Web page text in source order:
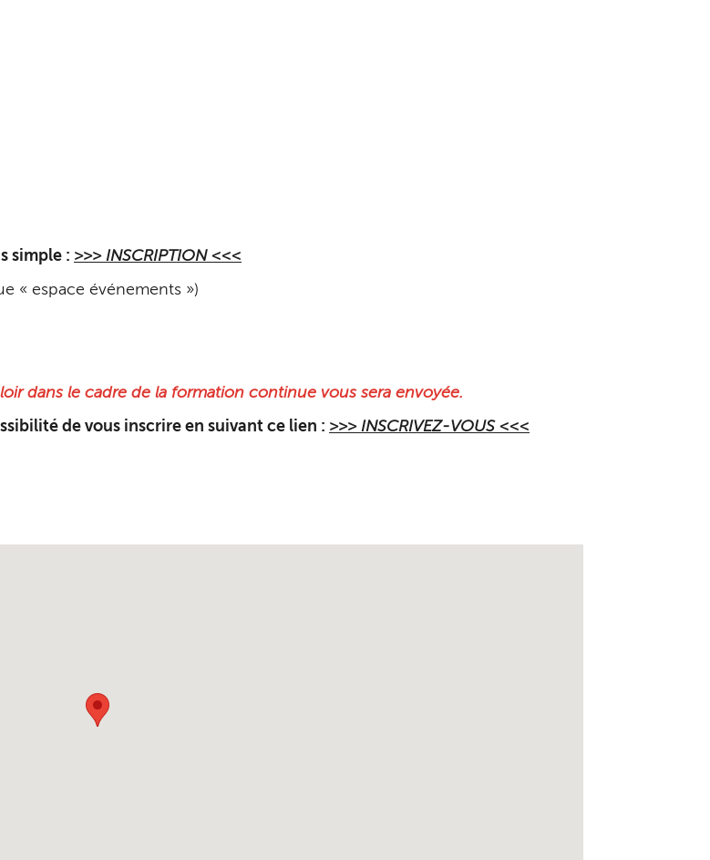
simple : >>> INSCRIPTION <<<
« espace événements »)
dans le cadre de la formation continue vous sera envoyée.
de vous inscrire en suivant ce lien : >>> INSCRIVEZ-VOUS <<<